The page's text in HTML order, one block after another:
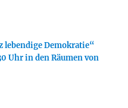
lebendige Demokratie“
Uhr in den Räumen von